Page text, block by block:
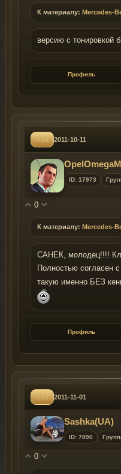
К материалу: Mercedes-
версию с тонировкой
Профиль
#18 2011-10-11
ID: 17973
0
К материалу: Mercedes-
САНЕК, молодец!!!!
Полностью согласен
такую именно БЕЗ
Профиль
#19 2011-11-01
Sashka(UA)
ID: 7890
0